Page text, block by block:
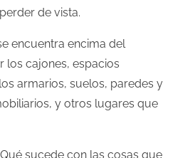
de vista.
encuentra encima del
los cajones, espacios
armarios, suelos, paredes y
y otros lugares que
sucede con las cosas que